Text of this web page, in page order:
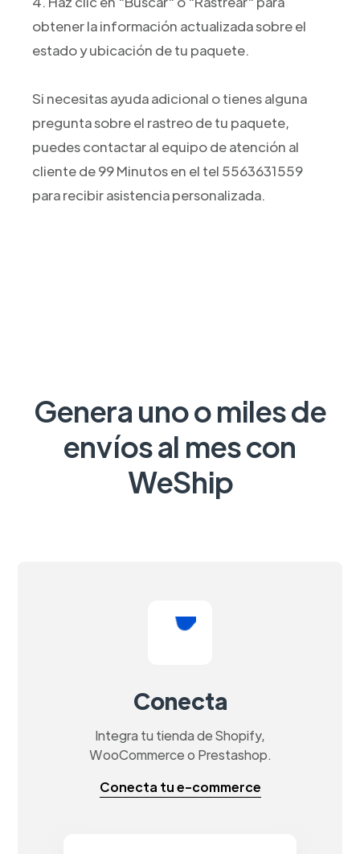
obtener la información actualizada sobre el
estado y ubicación de tu paquete.
Si necesitas ayuda adicional o tienes alguna
pregunta sobre el rastreo de tu paquete,
puedes contactar al equipo de atención al
cliente de 99 Minutos en el tel 5563631559
para recibir asistencia personalizada.
Genera uno o miles de
envíos al mes con
WeShip
Conecta
Integra tu tienda de Shopify,
WooCommerce o Prestashop.
Conecta tu e-commerce